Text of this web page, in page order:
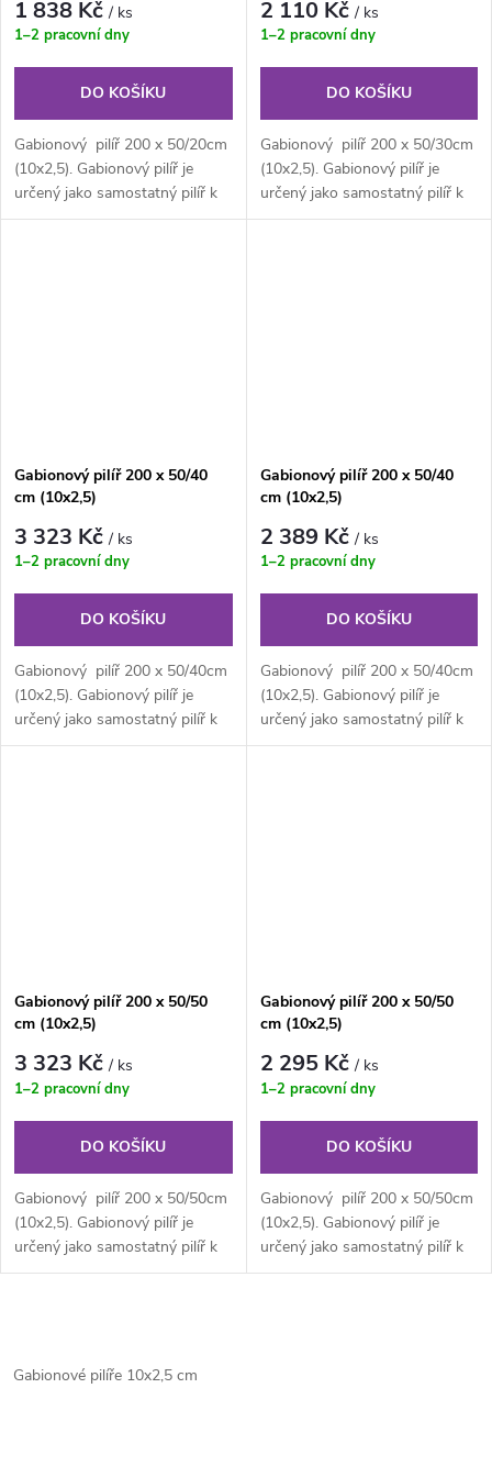
1 838 Kč/ ks
1–2 pracovní dny
DO KOŠÍKU
Gabionový pilíř 200 x 50/20cm
(10x2,5). Gabionový pilíř je
určený jako samostatný pilíř k
brankám, branám či...
2 110 Kč/ ks
1–2 pracovní dny
DO KOŠÍKU
Gabionový pilíř 200 x 50/30cm
(10x2,5). Gabionový pilíř je
určený jako samostatný pilíř k
brankám, branám či...
Gabionový pilíř 200 x 50/40
cm (10x2,5)
3 323 Kč/ ks
1–2 pracovní dny
DO KOŠÍKU
Gabionový pilíř 200 x 50/40cm
(10x2,5). Gabionový pilíř je
určený jako samostatný pilíř k
brankám, branám či...
Gabionový pilíř 200 x 50/40
cm (10x2,5)
2 389 Kč/ ks
1–2 pracovní dny
DO KOŠÍKU
Gabionový pilíř 200 x 50/40cm
(10x2,5). Gabionový pilíř je
určený jako samostatný pilíř k
brankám, branám či...
Gabionový pilíř 200 x 50/50
cm (10x2,5)
3 323 Kč/ ks
1–2 pracovní dny
DO KOŠÍKU
Gabionový pilíř 200 x 50/50cm
(10x2,5). Gabionový pilíř je
určený jako samostatný pilíř k
brankám, branám či...
Gabionový pilíř 200 x 50/50
cm (10x2,5)
2 295 Kč/ ks
1–2 pracovní dny
DO KOŠÍKU
Gabionový pilíř 200 x 50/50cm
(10x2,5). Gabionový pilíř je
určený jako samostatný pilíř k
brankám, branám či...
v
Gabionové pilíře 10x2,5 cm